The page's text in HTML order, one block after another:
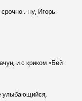
ну, Игорь
и с криком «Бей
улыбающийся,